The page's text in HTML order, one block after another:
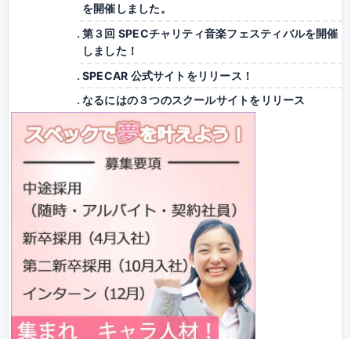
を開催しました。
第３回 SPECチャリティ音楽フェスティバルを開催
しました！
SPECAR 公式サイトをリリース！
なるにはの３つのスクールサイトをリリース